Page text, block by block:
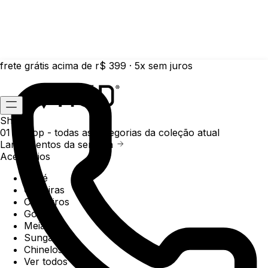
frete grátis acima de r$ 399 · 5x sem juros
Shop
01 /
Shop - todas as categorias da coleção atual
Lançamentos da semana
Acessórios
Boné
Carteiras
Chaveiros
Gorros
Meias
Sunga
Chinelos
Ver todos